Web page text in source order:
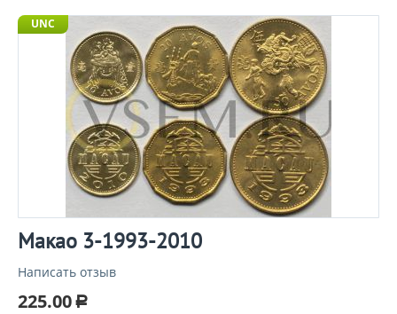
UNC
Макао 3-1993-2010
Написать отзыв
225.00 Р